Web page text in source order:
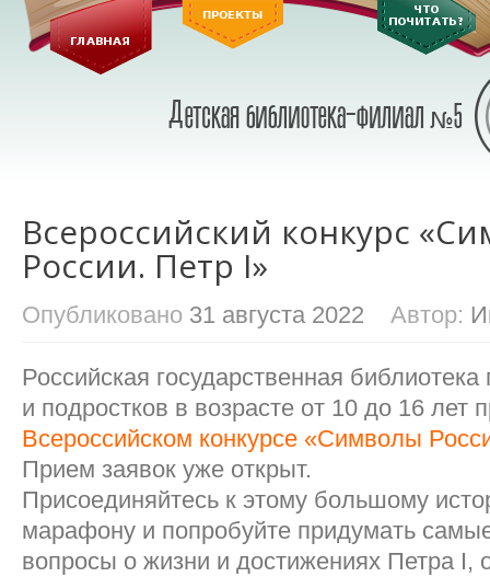
Всероссийский конкурс
России. Петр I»
Опубликовано 31 августа 2022 Автор:
Российская государственная
и подростков в возрасте от 10 до 16 лет
Всероссийском конкурсе «Символы
Прием заявок уже открыт.
Присоединяйтесь к этому большому
марафону и попробуйте придумать
вопросы о жизни и достижениях Петра I,